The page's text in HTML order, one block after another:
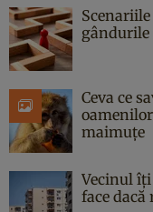
gândurile
Ceva ce
maimuțe
Vecinul îți
face dacă